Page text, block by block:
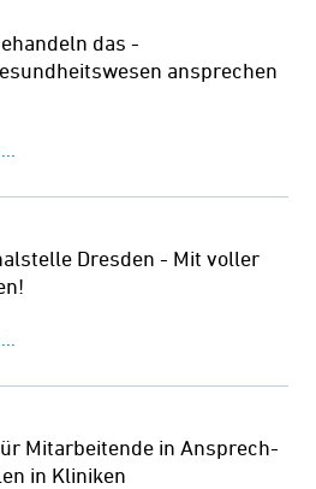
das -
ansprechen
Dresden - Mit voller
Mitarbeitende in Ansprech-
in Kliniken